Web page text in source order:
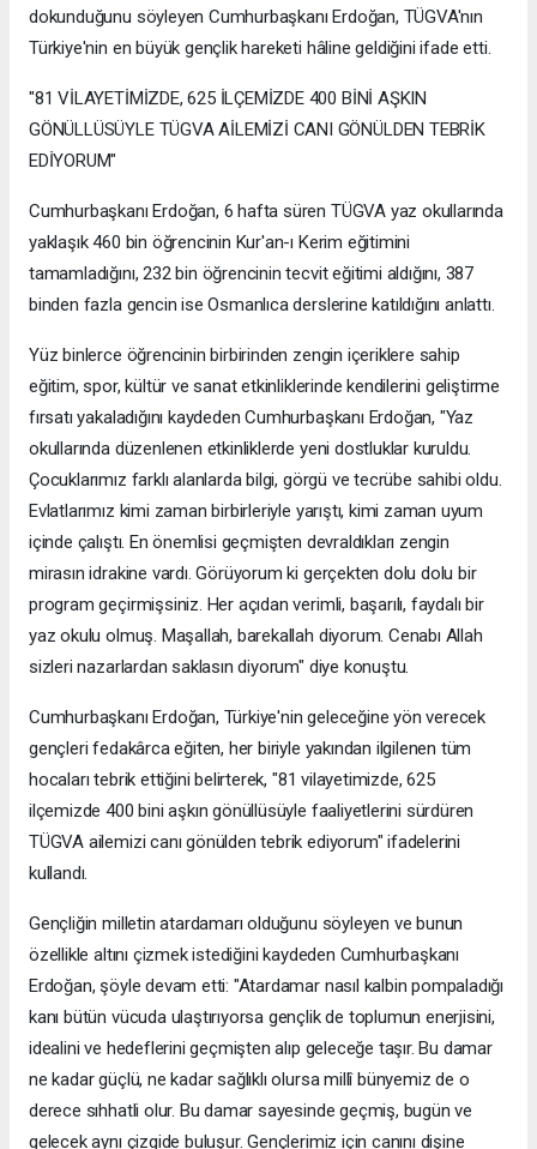
dokunduğunu söyleyen Cumhurbaşkanı Erdoğan, TÜGVA'nın
Türkiye'nin en büyük gençlik hareketi hâline geldiğini ifade etti.
"81 VİLAYETİMİZDE, 625 İLÇEMİZDE 400 BİNİ AŞKIN
GÖNÜLLÜSÜYLE TÜGVA AİLEMİZİ CANI GÖNÜLDEN TEBRİK
EDİYORUM"
Cumhurbaşkanı Erdoğan, 6 hafta süren TÜGVA yaz okullarında
yaklaşık 460 bin öğrencinin Kur'an-ı Kerim eğitimini
tamamladığını, 232 bin öğrencinin tecvit eğitimi aldığını, 387
binden fazla gencin ise Osmanlıca derslerine katıldığını anlattı.
Yüz binlerce öğrencinin birbirinden zengin içeriklere sahip
eğitim, spor, kültür ve sanat etkinliklerinde kendilerini geliştirme
fırsatı yakaladığını kaydeden Cumhurbaşkanı Erdoğan, "Yaz
okullarında düzenlenen etkinliklerde yeni dostluklar kuruldu.
Çocuklarımız farklı alanlarda bilgi, görgü ve tecrübe sahibi oldu.
Evlatlarımız kimi zaman birbirleriyle yarıştı, kimi zaman uyum
içinde çalıştı. En önemlisi geçmişten devraldıkları zengin
mirasın idrakine vardı. Görüyorum ki gerçekten dolu dolu bir
program geçirmişsiniz. Her açıdan verimli, başarılı, faydalı bir
yaz okulu olmuş. Maşallah, barekallah diyorum. Cenabı Allah
sizleri nazarlardan saklasın diyorum" diye konuştu.
Cumhurbaşkanı Erdoğan, Türkiye'nin geleceğine yön verecek
gençleri fedakârca eğiten, her biriyle yakından ilgilenen tüm
hocaları tebrik ettiğini belirterek, "81 vilayetimizde, 625
ilçemizde 400 bini aşkın gönüllüsüyle faaliyetlerini sürdüren
TÜGVA ailemizi canı gönülden tebrik ediyorum" ifadelerini
kullandı.
Gençliğin milletin atardamarı olduğunu söyleyen ve bunun
özellikle altını çizmek istediğini kaydeden Cumhurbaşkanı
Erdoğan, şöyle devam etti: "Atardamar nasıl kalbin pompaladığı
kanı bütün vücuda ulaştırıyorsa gençlik de toplumun enerjisini,
idealini ve hedeflerini geçmişten alıp geleceğe taşır. Bu damar
ne kadar güçlü, ne kadar sağlıklı olursa millî bünyemiz de o
derece sıhhatli olur. Bu damar sayesinde geçmiş, bugün ve
gelecek aynı çizgide buluşur. Gençlerimiz için canını dişine